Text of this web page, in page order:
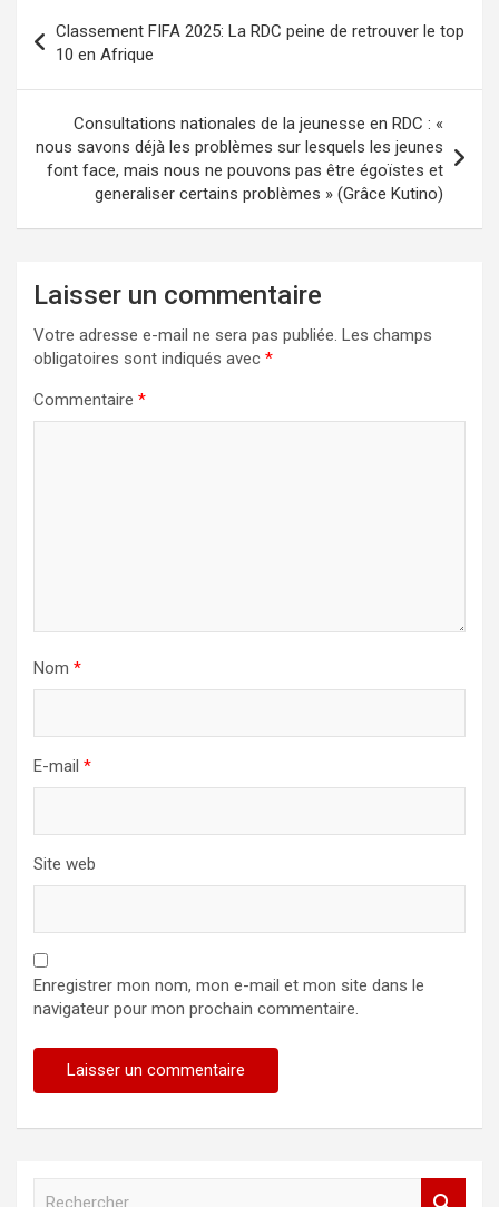
de
l’article
Classement FIFA 2025: La RDC peine de retrouver le top
10 en Afrique
Consultations nationales de la jeunesse en RDC : «
nous savons déjà les problèmes sur lesquels les jeunes
font face, mais nous ne pouvons pas être égoïstes et
generaliser certains problèmes » (Grâce Kutino)
Laisser un commentaire
Votre adresse e-mail ne sera pas publiée. Les champs
obligatoires sont indiqués avec *
Commentaire *
Nom *
E-mail *
Site web
Enregistrer mon nom, mon e-mail et mon site dans le
navigateur pour mon prochain commentaire.